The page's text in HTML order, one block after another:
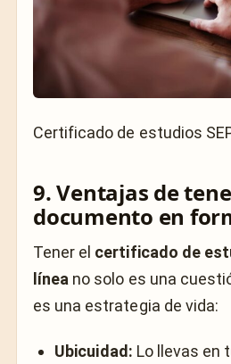
Certificado de estudios
9. Ventajas de
documento en
Tener el certificado de
línea no solo es una
es una estrategia de vida:
Ubicuidad: Lo llevas en